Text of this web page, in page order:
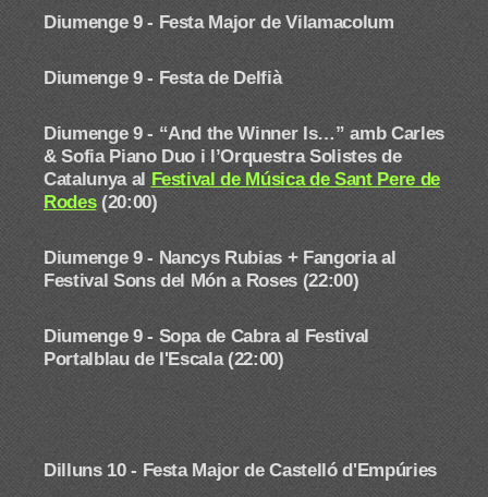
Diumenge 9 - Festa Major de Vilamacolum
Diumenge 9 - Festa de Delfià
Diumenge 9 - “And the Winner Is…” amb Carles
& Sofia Piano Duo i l’Orquestra Solistes de
Catalunya al Festival de Música de Sant Pere de
Rodes(20:00)
Diumenge 9 - Nancys Rubias + Fangoriaal
Festival Sons del Món a Roses (22:00)
Diumenge 9 - Sopa de Cabra al Festival
Portalblau de l'Escala (22:00)
Dilluns 10 - Festa Major de Castelló d'Empúries